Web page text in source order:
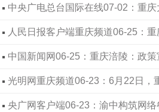
方 | 重庆两江新区“商业秘密保护月”
官
中央广电总台国际在线07-02：重
力织密食品安全全时段防护网
人民日报客户端重庆频道06-25：
公开曝光24起食品抽检不合格典型违
中国新闻网06-25：重庆涪陵：政策
助临释人员迈好回归社会“第一步”
光明网重庆频道06-23：6月22日，
区市场监督管理局公开光10起违法经
央广网客户端06-23：渝中构筑网